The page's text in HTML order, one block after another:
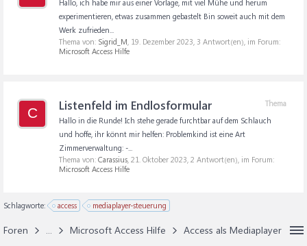
Hallo, ich habe mir aus einer Vorlage, mit viel Mühe und herum
experimentieren, etwas zusammen gebastelt Bin soweit auch mit dem
Werk zufrieden...
Thema von: Sigrid_M, 19. Dezember 2023, 3 Antwort(en), im Forum:
Microsoft Access Hilfe
C
Thema
Listenfeld im Endlosformular
Hallo in die Runde! Ich stehe gerade furchtbar auf dem Schlauch
und hoffe, ihr könnt mir helfen: Problemkind ist eine Art
Zimmerverwaltung: -...
Thema von: Carassius, 21. Oktober 2023, 2 Antwort(en), im Forum:
Microsoft Access Hilfe
Schlagworte: access mediaplayer-steuerung
Foren ... Microsoft Access Hilfe Access als Mediaplayer